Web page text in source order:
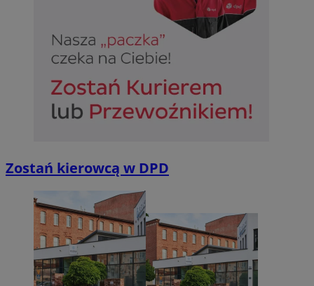
Zostań kierowcą w DPD
Wydajność Targetowanie
Niezbędne pliki cookie umożliwiają korzystanie z podstawowych
takich jak logowanie użytkownika i zarządzanie kontem. Bez
można prawidłowo korzystać ze strony internetowej.
Nazwa
Domena
SessID
sosnowiecki.pl
euds .rfihub.com